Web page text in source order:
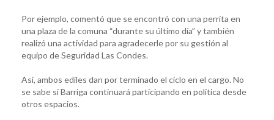
Por ejemplo, comentó que se encontró con una perrita en
una plaza de la comuna “durante su último día” y también
realizó una actividad para agradecerle por su gestión al
equipo de Seguridad Las Condes.
Así, ambos ediles dan por terminado el ciclo en el cargo. No
se sabe si Barriga continuará participando en política desde
otros espacios.